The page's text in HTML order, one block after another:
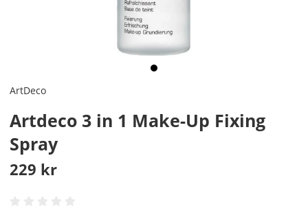
ArtDeco
Artdeco 3 in 1 Make-Up Fixing
Spray
229 kr